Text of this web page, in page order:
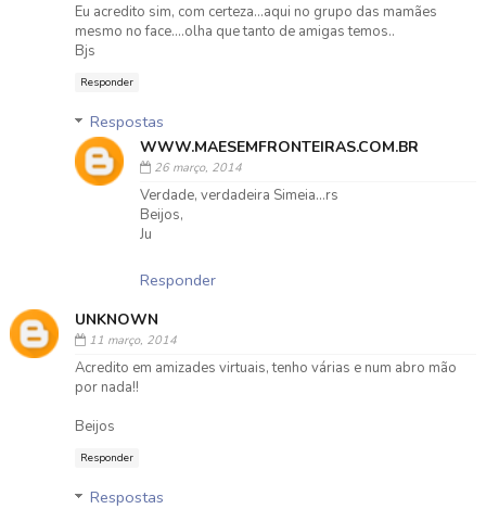
Eu acredito sim, com certeza...aqui no grupo das mamães
mesmo no face....olha que tanto de amigas temos..
Bjs
Responder
Respostas
WWW.MAESEMFRONTEIRAS.COM.BR
26 março, 2014
Verdade, verdadeira Simeia...rs
Beijos,
Ju
Responder
UNKNOWN
11 março, 2014
Acredito em amizades virtuais, tenho várias e num abro mão
por nada!!
Beijos
Responder
Respostas